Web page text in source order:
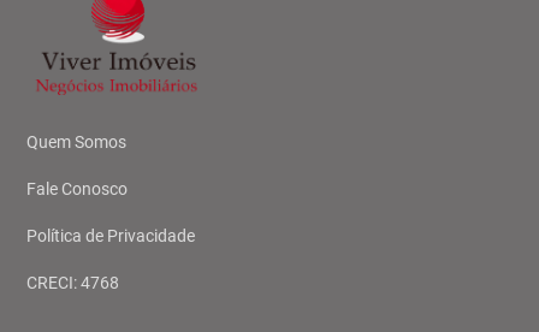
Quem Somos
Fale Conosco
Política de Privacidade
CRECI: 4768